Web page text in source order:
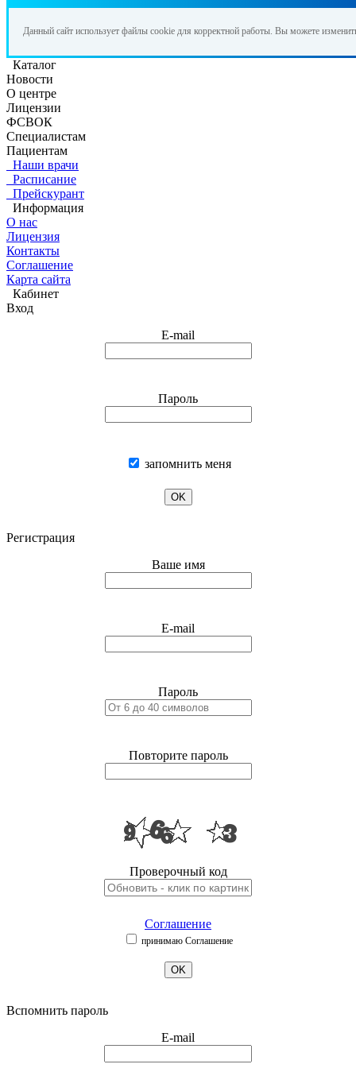
Данный сайт использует файлы cookie для корректной работы. Вы можете
Каталог
Новости
О центре
Лицензии
ФСВОК
Специалистам
Пациентам
Наши врачи
Расписание
Прейскурант
Информация
О нас
Лицензия
Контакты
Соглашение
Карта сайта
Кабинет
Вход
E-mail
Пароль
запомнить меня
OK
Регистрация
Ваше имя
E-mail
Пароль
Повторите пароль
Проверочный код
Соглашение
принимаю Соглашение
OK
Вспомнить пароль
E-mail